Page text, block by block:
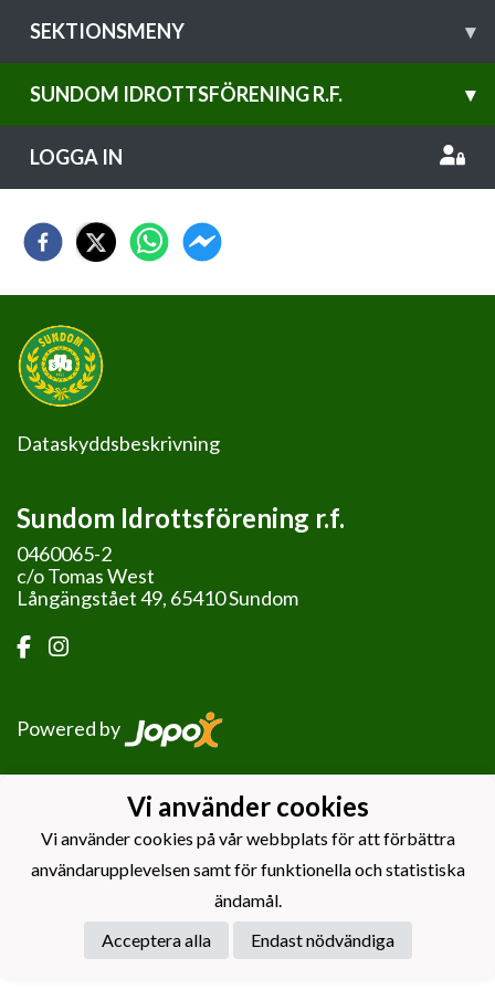
SEKTIONSMENY ▾
SUNDOM IDROTTSFÖRENING R.F. ▾
LOGGA IN
Dataskyddsbeskrivning
Sundom Idrottsförening r.f.
0460065-2
c/o Tomas West
Långängstået 49, 65410 Sundom
Powered by
Vi använder cookies
Vi använder cookies på vår webbplats för att förbättra
användarupplevelsen samt för funktionella och statistiska
ändamål.
Acceptera alla
Endast nödvändiga